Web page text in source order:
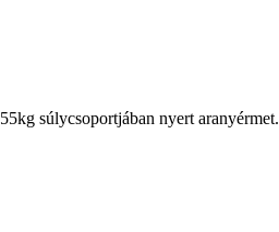
55kg súlycsoportjában nyert aranyérmet.